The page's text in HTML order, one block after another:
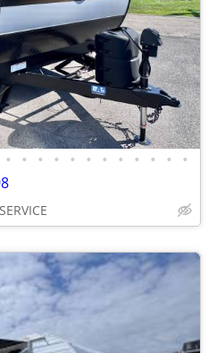
• • • • • • • • • • • •